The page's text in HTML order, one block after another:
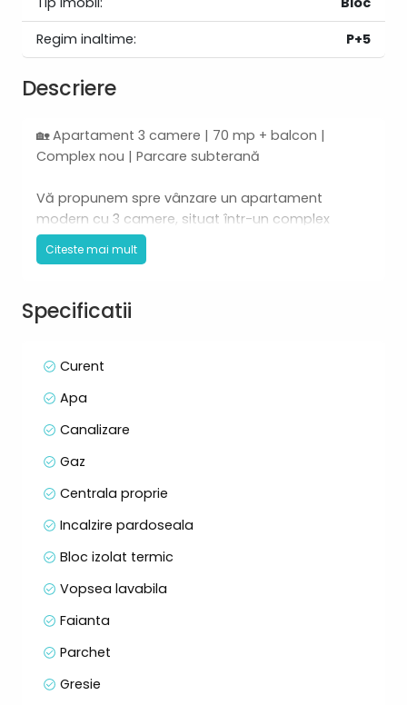
Regim inaltime:
P+5
Descriere
🏡 Apartament 3 camere | 70 mp + balcon |
Complex nou | Parcare subterană
Vă propunem spre vânzare un apartament
modern cu 3 camere, situat într-un complex
rezidențial nou, pe strada Teilor, într-o zonă
liniștită și plăcută.
📐 Suprafață utilă: 70 mp
🌿 Balcon: 7 mp
• Living spațios
• Bucătărie separată
• Dormitor secundar (copii / oaspeți / birou)
• Baie principală cu cadă
• Balcon generos de 7 mp
• Încălzire în pardoseală
• Mașină de spălat rufe
• Frigider
• Hotă
Citeste mai mult
Specificatii
Curent
Apa
Canalizare
Gaz
Centrala proprie
Incalzire pardoseala
Bloc izolat termic
Vopsea lavabila
Faianta
Parchet
Gresie